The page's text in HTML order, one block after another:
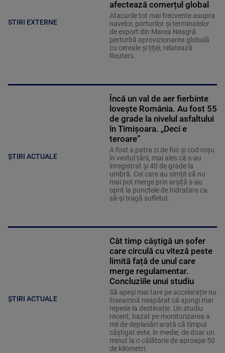
STIRI EXTERNE
afectează comerțul global
Atacurile tot mai frecvente asupra
navelor, porturilor și terminalelor
de export din Marea Neagră
perturbă aprovizionarea globală
cu cereale și țiței, relatează
Reuters.
ȘTIRI ACTUALE
Încă un val de aer fierbinte
lovește România. Au fost 55
de grade la nivelul asfaltului
în Timișoara. „Deci e
teroare”
A fost a patra zi de foc și cod roșu
în vestul țării, mai ales că s-au
înregistrat și 40 de grade la
umbră. Cei care au simțit că nu
mai pot merge prin arșiță s-au
oprit la punctele de hidratare ca
să-și tragă sufletul.
ȘTIRI ACTUALE
Cât timp câștigă un șofer
care circulă cu viteză peste
limită față de unul care
merge regulamentar.
Concluziile unui studiu
Să apeși mai tare pe accelerație nu
înseamnă neapărat că ajungi mai
repede la destinație. Un studiu
recent, bazat pe monitorizarea a
mii de deplasări arată că timpul
câștigat este, în medie, de doar un
minut la o călătorie de aproape 50
de kilometri.